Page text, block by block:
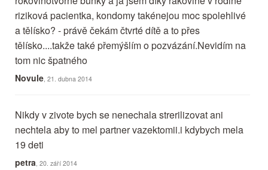
riziková pacientka, kondomy takénejou moc spolehlivé
a tělísko? - právě čekám čtvrté dítě a to přes
tělísko....takže také přemýšlím o pozvázání.Nevidím na
tom nic špatného
Novule , 21. dubna 2014
Nikdy v zivote bych se nenechala strerilizovat ani
nechtela aby to mel partner vazektomii.i kdybych mela
19 deti
petra , 20. září 2014